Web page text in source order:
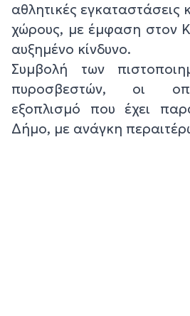
αθλητικές εγκαταστάσεις
χώρους, με έμφαση στον
αυξημένο κίνδυνο.
Συμβολή των
πυροσβεστών, οι
εξοπλισμό που έχει
Δήμο, με ανάγκη